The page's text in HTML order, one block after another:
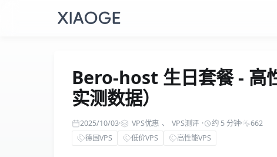
Bero-host 生日套餐 - 高
实测数据）
2025/10/03· VPS优惠 、 VPS测评 · 约 5 分钟·
662
德国VPS
低价VPS 高性能VPS